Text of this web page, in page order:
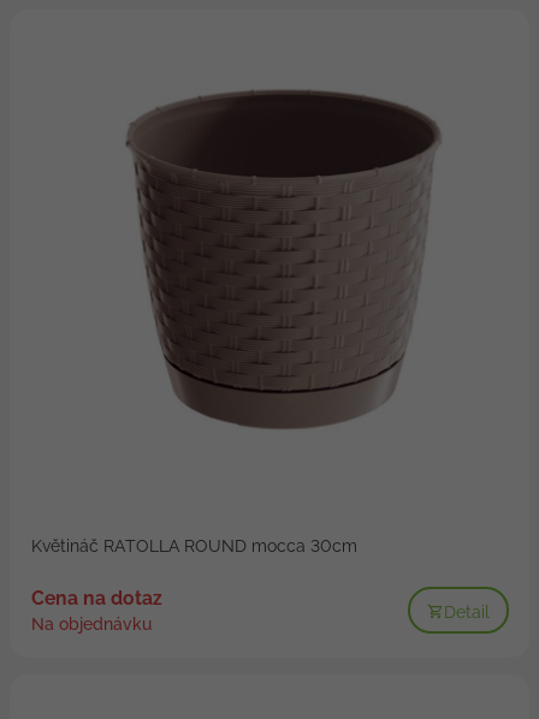
Květináč RATOLLA ROUND mocca 30cm
Cena na dotaz
Na objednávku
Detail